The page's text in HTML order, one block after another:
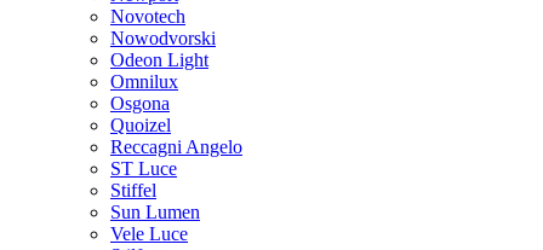
Novotech
Nowodvorski
Odeon Light
Omnilux
Osgona
Quoizel
Reccagni Angelo
ST Luce
Stiffel
Sun Lumen
Vele Luce